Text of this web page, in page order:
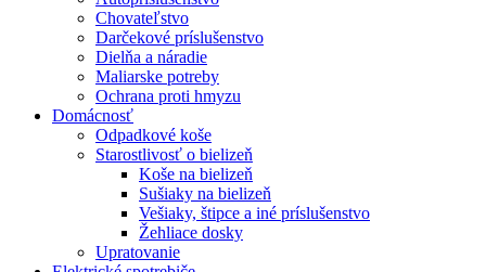
Chovateľstvo
Darčekové príslušenstvo
Dielňa a náradie
Maliarske potreby
Ochrana proti hmyzu
Domácnosť
Odpadkové koše
Starostlivosť o bielizeň
Koše na bielizeň
Sušiaky na bielizeň
Vešiaky, štipce a iné príslušenstvo
Žehliace dosky
Upratovanie